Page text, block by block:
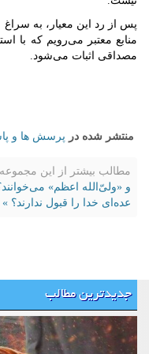
پس از رد این معیار، به سراغ
منابع معتبر می‌رویم که با
مصداقی اثبات می‌شود.
منتشر شده در پرسش ها و
مطالب بیشتر از این
و «ولیّ‌الله اعظم»
عده‌ای خدا را قبول ندارند؟ »
جدیدترین مطالب